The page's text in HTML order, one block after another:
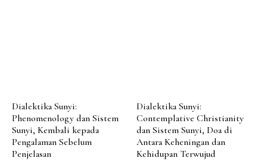
Dialektika Sunyi:
Phenomenology dan Sistem
Sunyi, Kembali kepada
Pengalaman Sebelum
Penjelasan
Dialektika Sunyi:
Contemplative Christianity
dan Sistem Sunyi, Doa di
Antara Keheningan dan
Kehidupan Terwujud